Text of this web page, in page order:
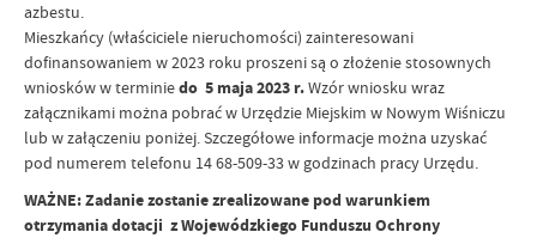
azbestu.
Mieszkańcy (właściciele nieruchomości) zainteresowani
dofinansowaniem w 2023 roku proszeni są o złożenie stosownych
wniosków w terminiedo 5 maja 2023 r.Wzór wniosku wraz
załącznikami można pobrać w Urzędzie Miejskim w Nowym Wiśniczu
lub w załączeniu poniżej. Szczegółowe informacje można uzyskać
pod numerem telefonu 14 68-509-33 w godzinach pracy Urzędu.
WAŻNE: Zadanie zostanie zrealizowane pod warunkiem
otrzymania dotacji z Wojewódzkiego Funduszu Ochrony